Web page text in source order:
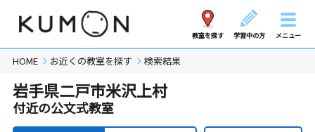
教室を探す 学習中の方 メニュー
HOME お近くの教室を探す 検索結果
岩手県二戸市米沢上村
付近の公文式教室